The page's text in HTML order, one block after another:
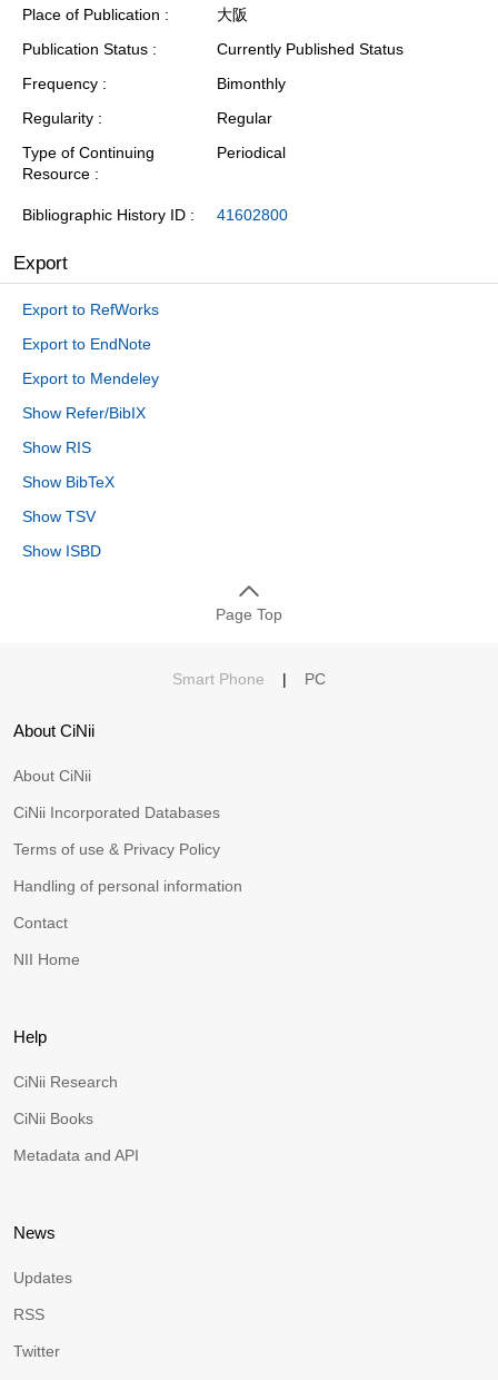
Place of Publication
大阪
Publication Status
Currently Published Status
Frequency
Bimonthly
Regularity
Regular
Type of Continuing
Resource
Periodical
Bibliographic History ID 41602800
Export
Export to RefWorks
Export to EndNote
Export to Mendeley
Show Refer/BibIX
Show RIS
Show BibTeX
Show TSV
Show ISBD
Page Top
Smart Phone | PC
About CiNii
About CiNii
CiNii Incorporated Databases
Terms of use & Privacy Policy
Handling of personal information
Contact
NII Home
Help
CiNii Research
CiNii Books
Metadata and API
News
Updates
RSS
Twitter